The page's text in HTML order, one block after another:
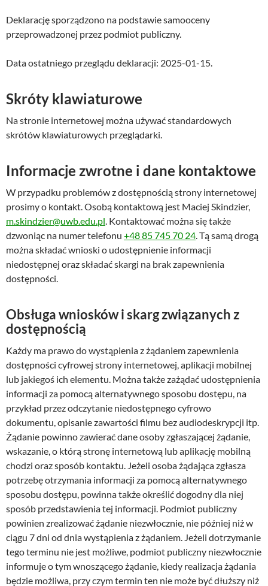
Deklarację sporządzono na podstawie samooceny
przeprowadzonej przez podmiot publiczny.
Data ostatniego przeglądu deklaracji: 2025-01-15.
Skróty klawiaturowe
Na stronie internetowej można używać standardowych
skrótów klawiaturowych przeglądarki.
Informacje zwrotne i dane kontaktowe
W przypadku problemów z dostępnością strony internetowej
prosimy o kontakt. Osobą kontaktową jest Maciej Skindzier,
m.skindzier@uwb.edu.pl. Kontaktować można się także
dzwoniąc na numer telefonu +48 85 745 70 24. Tą samą drogą
można składać wnioski o udostępnienie informacji
niedostępnej oraz składać skargi na brak zapewnienia
dostępności.
Obsługa wniosków i skarg związanych z
dostępnością
Każdy ma prawo do wystąpienia z żądaniem zapewnienia
dostępności cyfrowej strony internetowej, aplikacji mobilnej
lub jakiegoś ich elementu. Można także zażądać udostępnienia
informacji za pomocą alternatywnego sposobu dostępu, na
przykład przez odczytanie niedostępnego cyfrowo
dokumentu, opisanie zawartości filmu bez audiodeskrypcji itp.
Żądanie powinno zawierać dane osoby zgłaszającej żądanie,
wskazanie, o którą stronę internetową lub aplikację mobilną
chodzi oraz sposób kontaktu. Jeżeli osoba żądająca zgłasza
potrzebę otrzymania informacji za pomocą alternatywnego
sposobu dostępu, powinna także określić dogodny dla niej
sposób przedstawienia tej informacji. Podmiot publiczny
powinien zrealizować żądanie niezwłocznie, nie później niż w
ciągu 7 dni od dnia wystąpienia z żądaniem. Jeżeli dotrzymanie
tego terminu nie jest możliwe, podmiot publiczny niezwłocznie
informuje o tym wnoszącego żądanie, kiedy realizacja żądania
będzie możliwa, przy czym termin ten nie może być dłuższy niż